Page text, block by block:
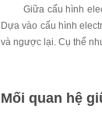
Giữa cấu hình
Dựa vào cấu hình
và ngược lại. Cụ thể
Mối quan hệ